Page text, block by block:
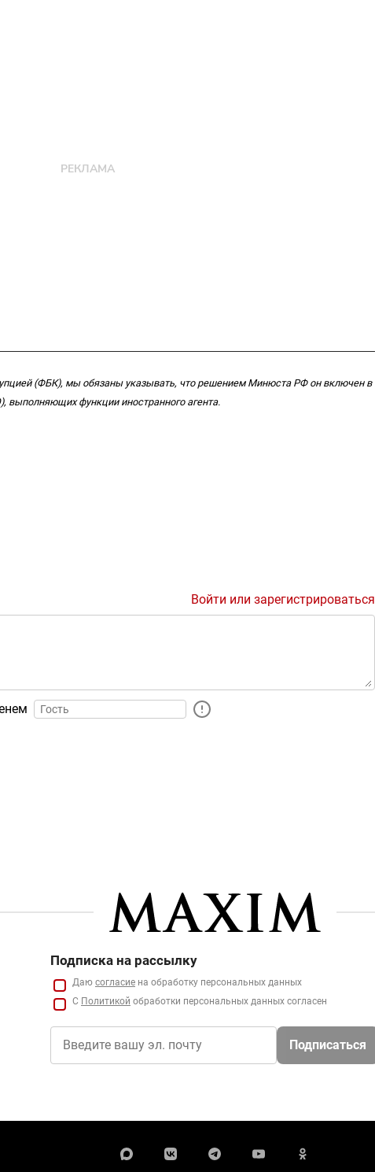
(ФБК), мы обязаны указывать, что решением Минюста РФ он включен в
выполняющих функции иностранного агента.
Войти или зарегистрироваться
Подписка на рассылку
Даю согласие на обработку персональных данных
С Политикой обработки персональных данных согласен
Подписаться